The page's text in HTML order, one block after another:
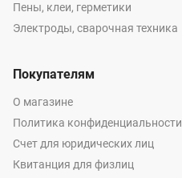
Пены, клеи, герметики
Электроды, сварочная техника
Покупателям
О магазине
Политика конфиденциальности
Счет для юридических лиц
Квитанция для физлиц